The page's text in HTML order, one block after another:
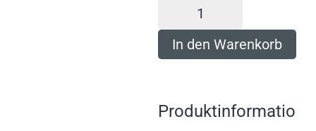
In den Warenkorb
Produktinformatio